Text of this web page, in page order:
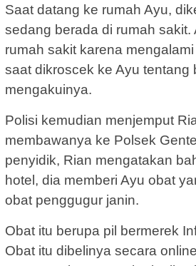
Saat datang ke rumah Ayu,
sedang berada di rumah sakit.
rumah sakit karena
saat dikroscek ke Ayu tentang
mengakuinya.
Polisi kemudian menjemput
membawanya ke Polsek
penyidik, Rian mengatakan
hotel, dia memberi Ayu obat
obat penggugur janin.
Obat itu berupa pil bermerek
Obat itu dibelinya secara